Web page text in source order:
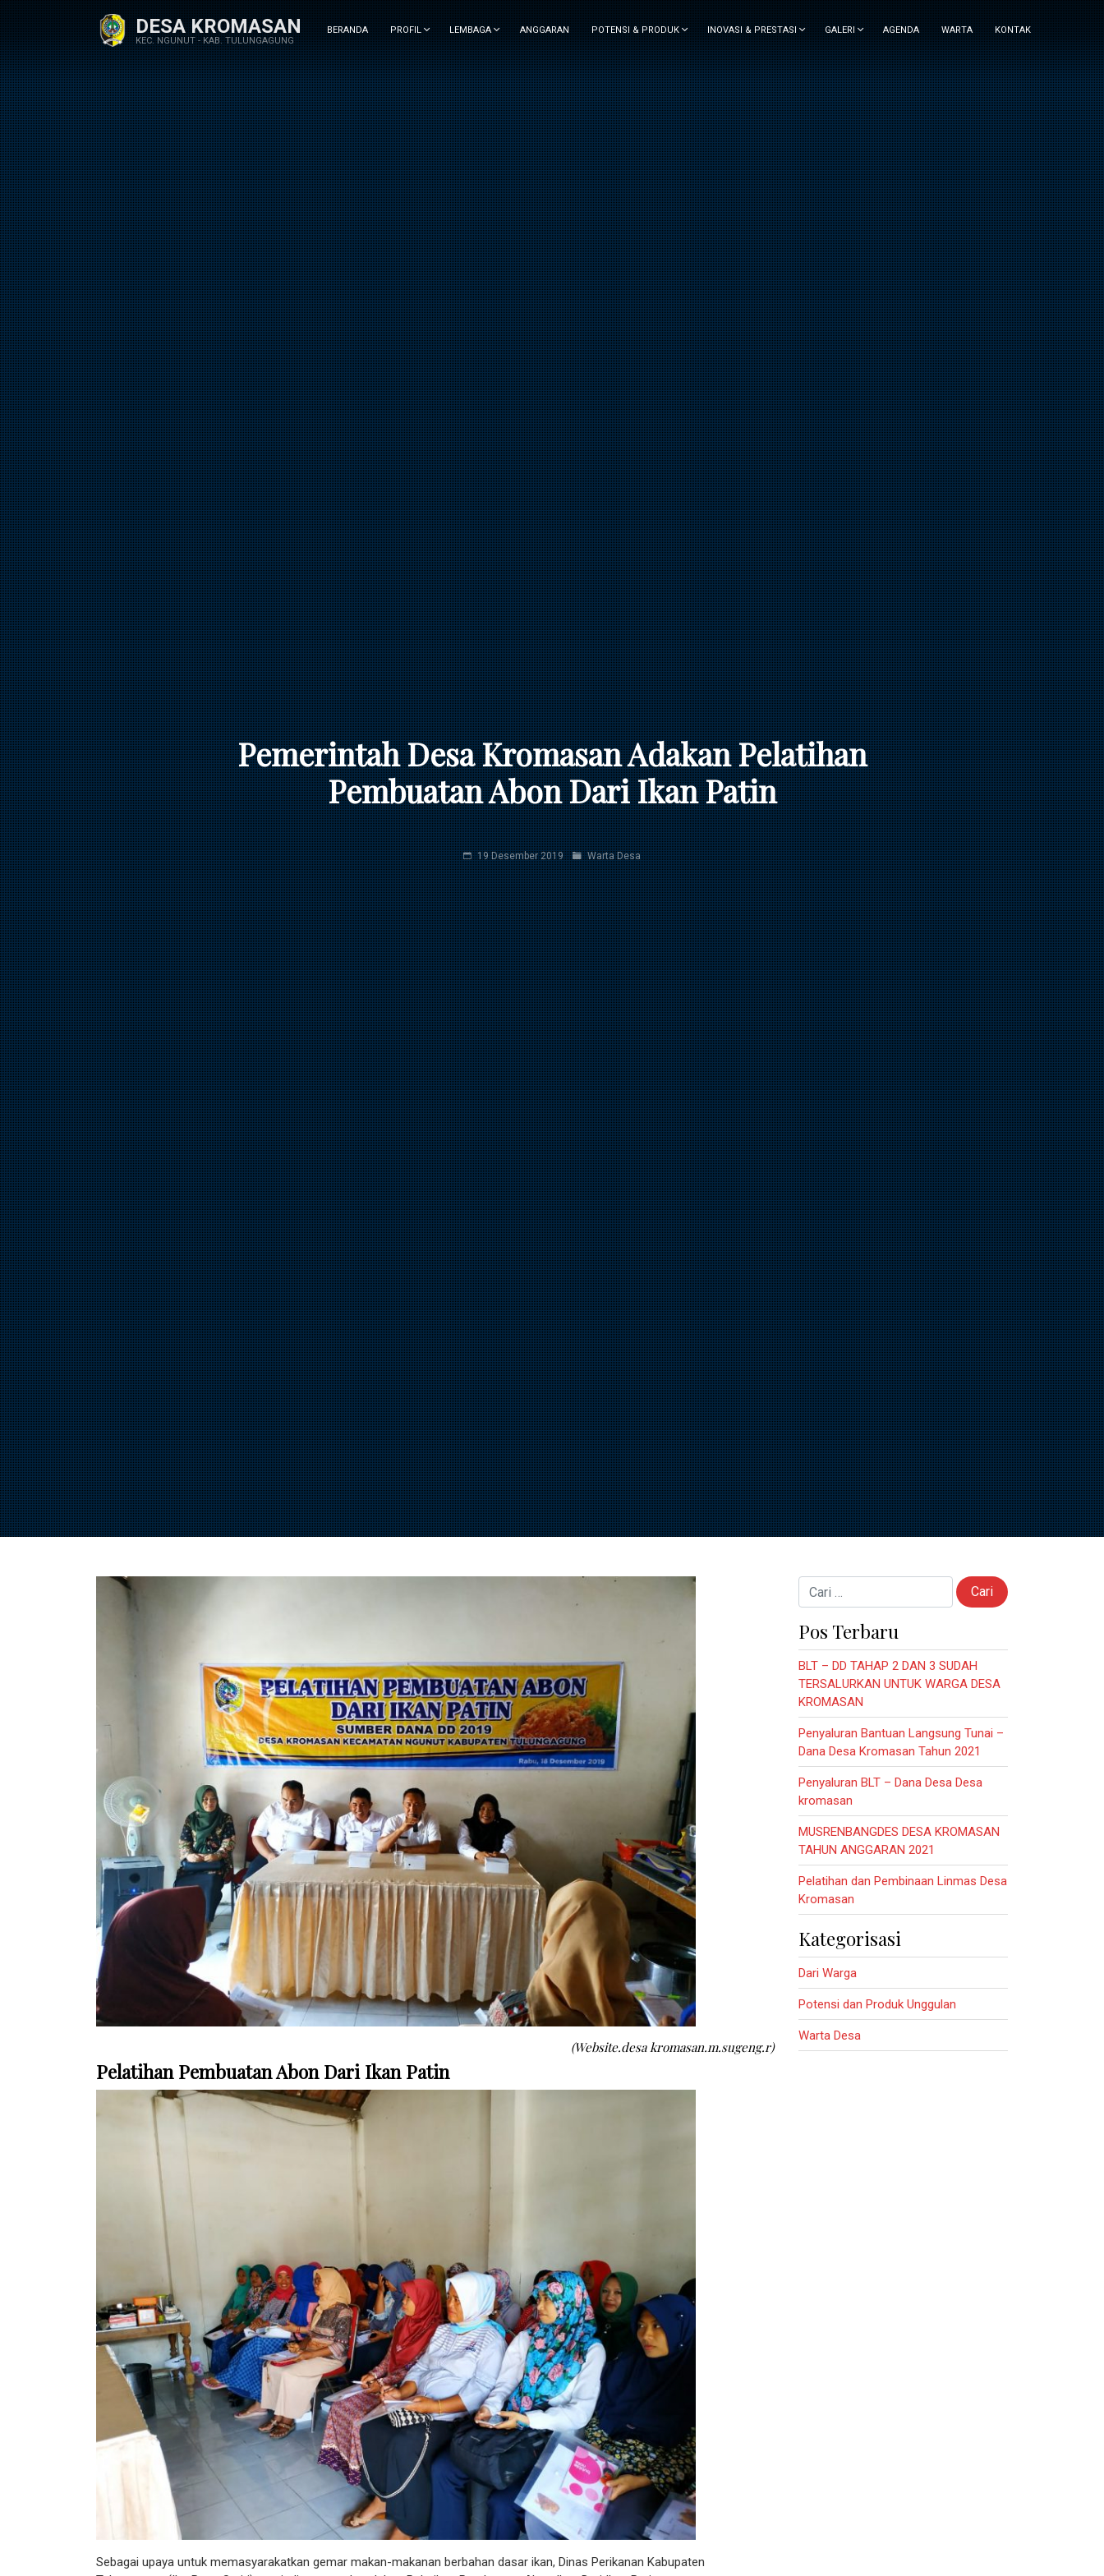
DESA KROMASAN
KEC. NGUNUT - KAB. TULUNGAGUNG
BERANDA PROFIL LEMBAGA ANGGARAN POTENSI & PRODUK INOVASI & PRESTASI GALERI AGENDA WARTA KONTAK
Pemerintah Desa Kromasan Adakan Pelatihan
Pembuatan Abon Dari Ikan Patin
19 Desember 2019 Warta Desa
(Website.desa kromasan.m.sugeng.r)
Pelatihan Pembuatan Abon Dari Ikan Patin
Sebagai upaya untuk memasyarakatkan gemar makan-makanan berbahan dasar ikan, Dinas Perikanan Kabupaten
Cari untuk:
Pos Terbaru
BLT – DD TAHAP 2 DAN 3 SUDAH
TERSALURKAN UNTUK WARGA DESA
KROMASAN
Penyaluran Bantuan Langsung Tunai –
Dana Desa Kromasan Tahun 2021
Penyaluran BLT – Dana Desa Desa
kromasan
MUSRENBANGDES DESA KROMASAN
TAHUN ANGGARAN 2021
Pelatihan dan Pembinaan Linmas Desa
Kromasan
Kategorisasi
Dari Warga
Potensi dan Produk Unggulan
Warta Desa